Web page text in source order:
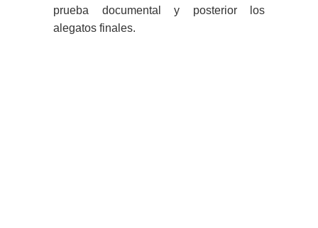
prueba documental y posterior los
alegatos finales.